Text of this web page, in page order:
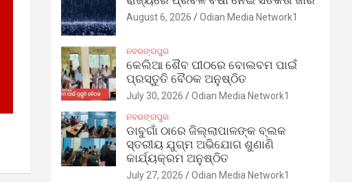
August 6, 2026 Odian Media Network1
ନବରଙ୍ଗପୁର
କେଲିଆ ଶୈବ ପୀଠରେ ବୋଲବମ ପାଇଁ
ପ୍ରସ୍ତୁତି ବୈଠକ ଅନୁଷ୍ଠିତ
July 30, 2026 Odian Media Network1
ନବରଙ୍ଗପୁର
ଡାବୁଗାଁ ଠାରେ ଜିଲ୍ଲାପାଳଙ୍କ ବ୍ଲକ
ସ୍ତରୀୟ ଯୁଗ୍ମ ଅଭିଯୋଗ ଶୁଣାଣି
କାର୍ଯ୍ୟକ୍ରମ ଅନୁଷ୍ଠିତ
July 27, 2026 Odian Media Network1